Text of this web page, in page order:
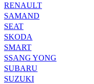
RENAULT
SAMAND
SEAT
SKODA
SMART
SSANG YONG
SUBARU
SUZUKI